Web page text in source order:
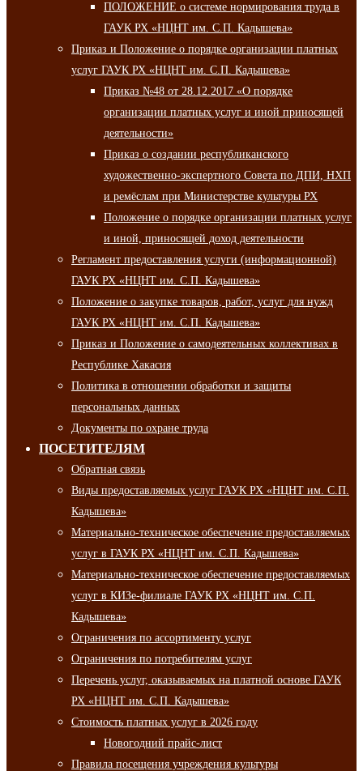
ПОЛОЖЕНИЕ о системе нормирования труда в
ГАУК РХ «НЦНТ им. С.П. Кадышева»
Приказ и Положение о порядке организации платных
услуг ГАУК РХ «НЦНТ им. С.П. Кадышева»
Приказ №48 от 28.12.2017 «О порядке
организации платных услуг и иной приносящей
деятельности»
Приказ о создании республиканского
художественно-экспертного Совета по ДПИ, НХП
и ремёслам при Министерстве культуры РХ
Положение о порядке организации платных услуг
и иной, приносящей доход деятельности
Регламент предоставления услуги (информационной)
ГАУК РХ «НЦНТ им. С.П. Кадышева»
Положение о закупке товаров, работ, услуг для нужд
ГАУК РХ «НЦНТ им. С.П. Кадышева»
Приказ и Положение о самодеятельных коллективах в
Республике Хакасия
Политика в отношении обработки и защиты
персональных данных
Документы по охране труда
ПОСЕТИТЕЛЯМ
Обратная связь
Виды предоставляемых услуг ГАУК РХ «НЦНТ им. С.П.
Кадышева»
Материально-техническое обеспечение предоставляемых
услуг в ГАУК РХ «НЦНТ им. С.П. Кадышева»
Материально-техническое обеспечение предоставляемых
услуг в КИЗе-филиале ГАУК РХ «НЦНТ им. С.П.
Кадышева»
Ограничения по ассортименту услуг
Ограничения по потребителям услуг
Перечень услуг, оказываемых на платной основе ГАУК
РХ «НЦНТ им. С.П. Кадышева»
Стоимость платных услуг в 2026 году
Новогодний прайс-лист
Правила посещения учреждения культуры